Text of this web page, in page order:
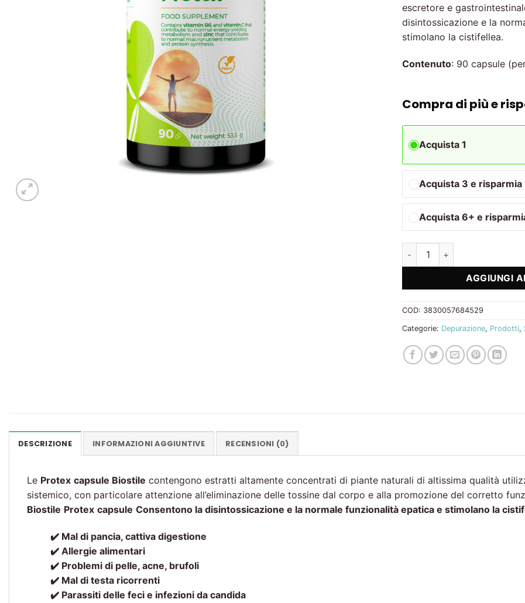
escretore e
disintossicazione e la
stimolano la cistifellea.
Contenuto: 90 capsule
Compra di più e
Acquista 1
Acquista 3 e risparmia
Acquista 6+ e
Protex capsule quantità
AGGIUNGI
COD: 3830057684529
Categorie: Depurazione, Prodotti,
DESCRIZIONE INFORMAZIONI AGGIUNTIVE RECENSIONI (0)
Le Protex capsule Biostile contengono estratti altamente concentrati di piante naturali di altissima qualità
sistemico, con particolare attenzione all’eliminazione delle tossine dal corpo e alla promozione del corretto
Biostile Protex capsule Consentono la disintossicazione e la normale funzionalità epatica e stimolano la
✔️ Mal di pancia, cattiva digestione
✔️ Allergie alimentari
✔️ Problemi di pelle, acne, brufoli
✔️ Mal di testa ricorrenti
✔️ Parassiti delle feci e infezioni da candida